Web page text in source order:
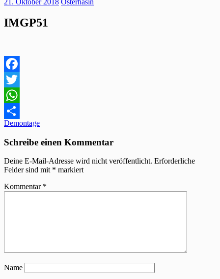
21. Oktober 2018 Osterhäsin
IMGP51
Facebook
Twitter
WhatsApp
Teilen
Beitragsnavigation
Demontage
Schreibe einen Kommentar
Deine E-Mail-Adresse wird nicht veröffentlicht. Erforderliche
Felder sind mit * markiert
Kommentar *
Name